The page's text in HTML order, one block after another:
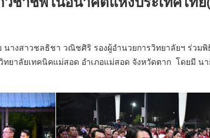
างสาวชลธิชา วณิชศิริ รองผู้อำนวยการวิทยาลัยฯ ร่วม
ยาลัยเทคนิคแม่สอด อำเภอแม่สอด จังหวัดตาก โดยมี น